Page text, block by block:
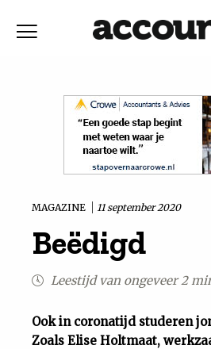
Vaktechniek
Achtergrond
MAGAZINE 11 september 2020
Beëdigd
Leestijd van ongeveer 2
Ook in coronatijd studeren
Zoals Elise Holtmaat,
RELEVANTIEDATUM